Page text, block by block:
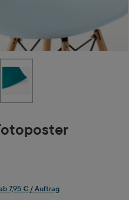
7,95 € / Auftrag